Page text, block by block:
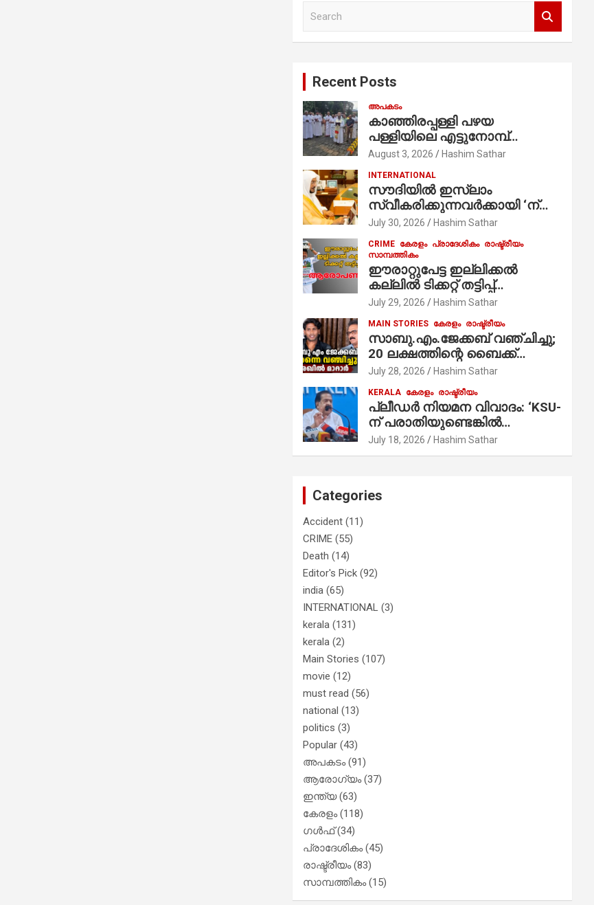
Recent Posts
അപകടം
കാഞ്ഞിരപ്പള്ളി പഴയ
പള്ളിയിലെ എട്ടുനോമ്പ്
ആചരണത്തിന്റെ ഭാഗമായുള്ള
ആർച്ച് പ്രീസ്റ്റ് വെരി. റവ.ഫാ.
കുര്യൻ താമരശ്ശേരി
നിർവഹിക്കുന്നു.
August 3, 2026 Hashim Sathar
INTERNATIONAL
സൗദിയില്‍ ഇസ്‌ലാം
സ്വീകരിക്കുന്നവര്‍ക്കായി ‘ന്യൂ
മുസ്ലിം’ ഡിജിറ്റല്‍ കാര്‍ഡ്
സേവനം ആരംഭിച്ചു
July 30, 2026 Hashim Sathar
CRIME കേരളം പ്രാദേശികം രാഷ്ട്രീയം
സാമ്പത്തികം
ഈരാറ്റുപേട്ട ഇല്ലിക്കൽ
കല്ലിൽ ടിക്കറ്റ് തട്ടിപ്പ്
ആരോപണം;
July 29, 2026 Hashim Sathar
MAIN STORIES കേരളം രാഷ്ട്രീയം
സാബു.എം.ജേക്കബ് വഞ്ചിച്ചു;
20 ലക്ഷത്തിന്റെ ബൈക്ക്
വിറ്റാണ് തൃക്കാക്കരയില്‍
മത്സരിച്ചത്! പ്രചാരണത്തിന്
രണ്ടേ രണ്ടുപേര്‍ മാത്രമാണ്
ഉണ്ടായിരുന്നത്; സാബുവിന്റേത്
വ്യക്തിപരമായ നേട്ടത്തിനുള്ള
പാര്‍ട്ടി; ഇപ്പോള്‍ ഫോണ്‍
വിളിച്ചാല്‍ എടുക്കില്ല;
ദുരനുഭവങ്ങള്‍ തുറന്നടിച്ച്
അഖില്‍ മാരാര്‍ ട്വന്റി 20 വിട്ടു
July 28, 2026 Hashim Sathar
KERALA കേരളം രാഷ്ട്രീയം
പ്ലീഡർ നിയമന വിവാദം: ‘KSU-
ന് പരാതിയുണ്ടെങ്കിൽ
പരിശോധിക്കും’; രമേശ്
ചെന്നിത്തല
July 18, 2026 Hashim Sathar
Categories
Accident (11)
CRIME (55)
Death (14)
Editor's Pick (92)
india (65)
INTERNATIONAL (3)
kerala (131)
kerala (2)
Main Stories (107)
movie (12)
must read (56)
national (13)
politics (3)
Popular (43)
അപകടം(91)
ആരോഗ്യം(37)
ഇന്ത്യ(63)
കേരളം(118)
ഗൾഫ്(34)
പ്രാദേശികം(45)
രാഷ്ട്രീയം(83)
സാമ്പത്തികം(15)